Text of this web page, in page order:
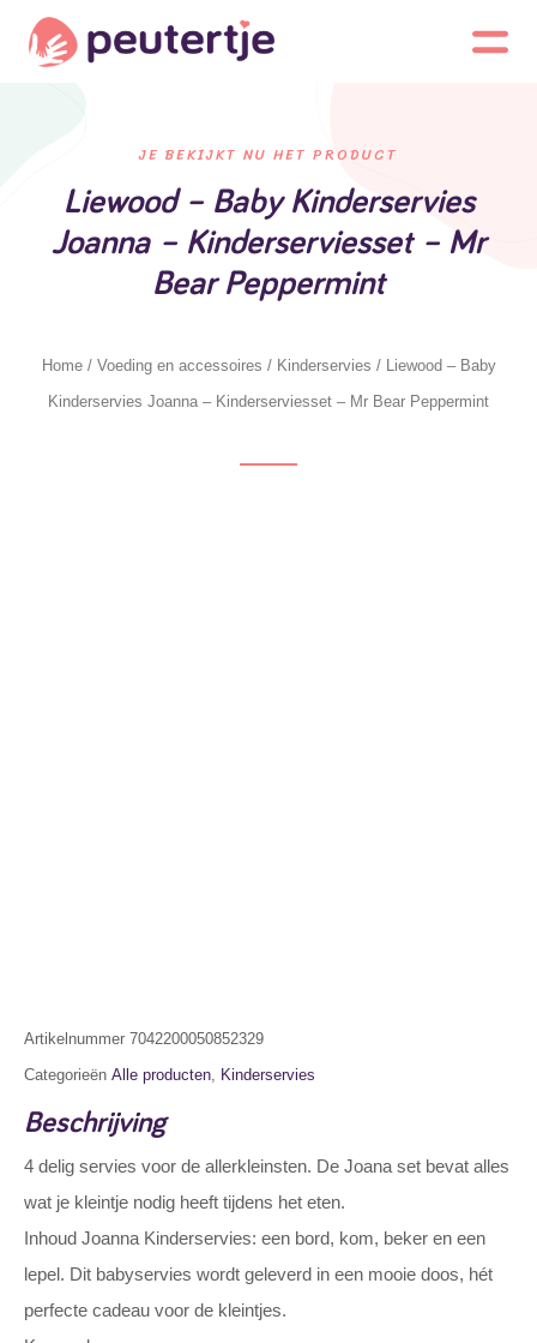
JE BEKIJKT NU HET PRODUCT
Liewood – Baby Kinderservies
Joanna – Kinderserviesset – Mr
Bear Peppermint
Home/ Voeding en accessoires / Kinderservies / Liewood – Baby
Kinderservies Joanna – Kinderserviesset – Mr Bear Peppermint
Artikelnummer 7042200050852329
Categorieën Alle producten, Kinderservies
Beschrijving
4 delig servies voor de allerkleinsten. De Joana set bevat alles
wat je kleintje nodig heeft tijdens het eten.
Inhoud Joanna Kinderservies: een bord, kom, beker en een
lepel. Dit babyservies wordt geleverd in een mooie doos, hét
perfecte cadeau voor de kleintjes.